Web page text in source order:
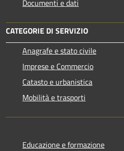
Documenti e dati
CATEGORIE DI SERVIZIO
Anagrafe e stato civile
Imprese e Commercio
Catasto e urbanistica
Mobilità e trasporti
Educazione e formazione